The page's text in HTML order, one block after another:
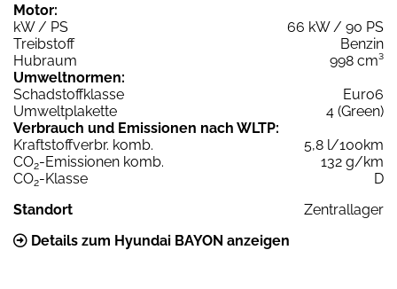
Motor:
kW / PS
66 kW / 90 PS
Treibstoff
Benzin
Hubraum
998 cm³
Umweltnormen:
Schadstoffklasse
Euro6
Umweltplakette
4 (Green)
Verbrauch und Emissionen nach WLTP:
Kraftstoffverbr. komb.
5,8 l/100km
CO2-Emissionen komb.
132 g/km
CO2-Klasse
D
Standort
Zentrallager
Details zum Hyundai BAYON anzeigen